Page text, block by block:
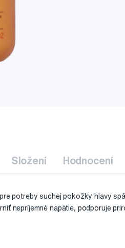
Složení Hodnocení
potreby suchej pokožky hlavy
nepríjemné napätie, podporuje